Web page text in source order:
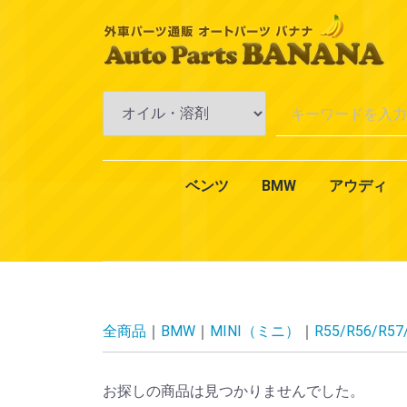
ベンツ
エン
エン
冷却
AC・
ミッ
アク
オイ
エク
イン
BMW アウディ
全商品 BMW MINI（ミニ） R55/R56/
お探しの商品は見つかりませんでした。